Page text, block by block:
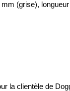
(grise),
la clientèle de